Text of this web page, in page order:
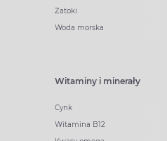
Zatoki
Woda morska
Witaminy i minerały
Cynk
Witamina B12